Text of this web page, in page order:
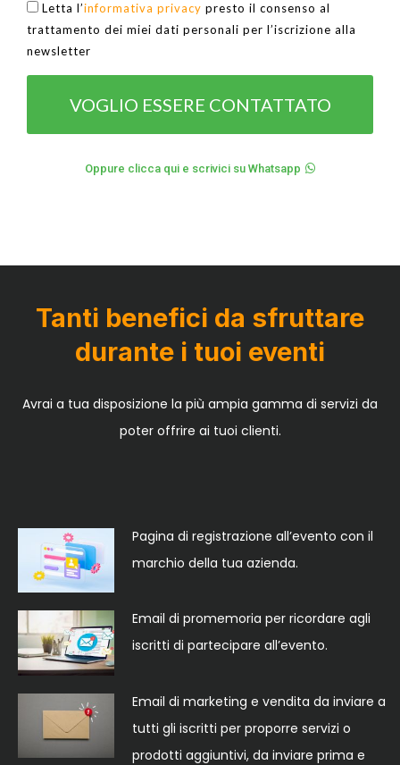
Letta l’informativa privacy presto il consenso al
trattamento dei miei dati personali per l’iscrizione alla
newsletter
VOGLIO ESSERE CONTATTATO
Oppure clicca qui e scrivici su Whatsapp
Tanti benefici da sfruttare
durante i tuoi eventi
Avrai a tua disposizione la più ampia gamma di servizi da
poter offrire ai tuoi clienti.
Pagina di registrazione all’evento con il
marchio della tua azienda.
Email di promemoria per ricordare agli
iscritti di partecipare all’evento.
Email di marketing e vendita da inviare a
tutti gli iscritti per proporre servizi o
prodotti aggiuntivi, da inviare prima e